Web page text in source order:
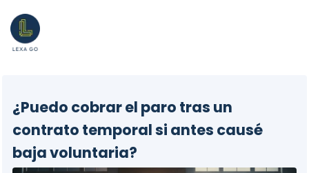
¿Puedo cobrar el paro tras un
contrato temporal si antes causé
baja voluntaria?